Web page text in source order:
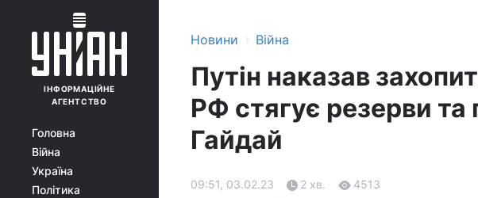
ІНФОРМАЦІЙНЕ
АГЕНТСТВО
Головна
Війна
Україна
Політика
Новини › Війна
Путін наказав
РФ стягує резерви
Гайдай
09:51, 03.02.23 2 хв. 4513